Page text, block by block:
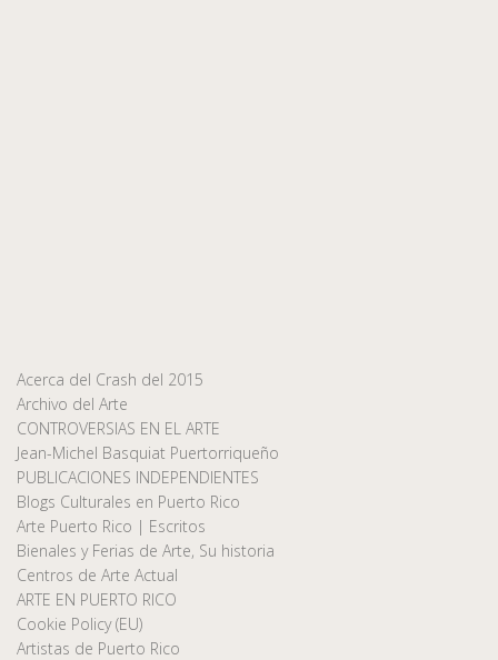
Acerca del Crash del 2015
Archivo del Arte
CONTROVERSIAS EN EL ARTE
Jean-Michel Basquiat Puertorriqueño
PUBLICACIONES INDEPENDIENTES
Blogs Culturales en Puerto Rico
Arte Puerto Rico | Escritos
Bienales y Ferias de Arte, Su historia
Centros de Arte Actual
ARTE EN PUERTO RICO
Cookie Policy (EU)
Artistas de Puerto Rico